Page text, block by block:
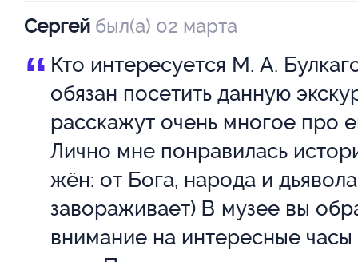
Сергей был(а) 02 марта
“ Кто интересуется М. А.
обязан посетить данную
расскажут очень многое про
Лично мне понравилась
жён: от Бога, народа и
завораживает) В музее вы
внимание на интересные